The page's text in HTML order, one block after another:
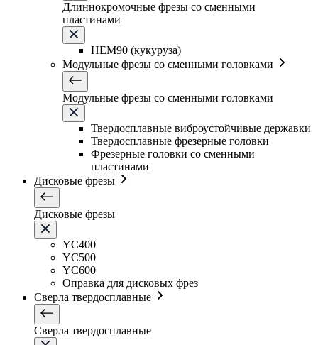
Длиннокромочные фрезы со сменными
пластинами
HEM90 (кукуруза)
Модульные фрезы со сменными головками
Модульные фрезы со сменными головками
Твердосплавные виброустойчивые державки
Твердосплавные фрезерные головки
Фрезерные головки со сменными
пластинами
Дисковые фрезы
Дисковые фрезы
YC400
YC500
YC600
Оправка для дисковых фрез
Сверла твердосплавные
Сверла твердосплавные